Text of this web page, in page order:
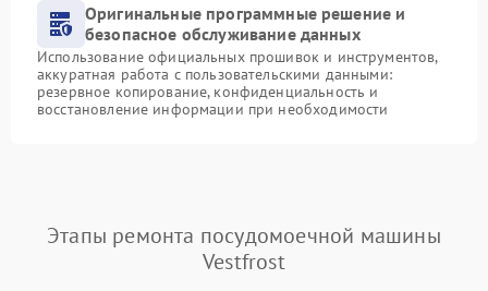
Оригинальные программные решение и
безопасное обслуживание данных
Использование официальных прошивок и инструментов,
аккуратная работа с пользовательскими данными:
резервное копирование, конфиденциальность и
восстановление информации при необходимости
Этапы ремонта посудомоечной машины
Vestfrost